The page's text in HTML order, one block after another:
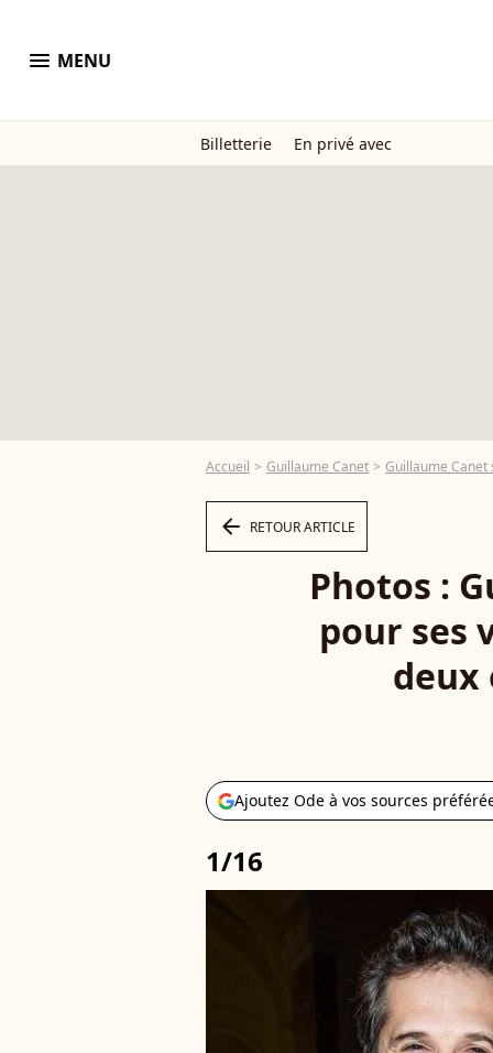
menu MENU
Billetterie En privé avec
Accueil Guillaume Canet Guillaume Canet
arrow_left RETOUR ARTICLE
Photos :
pour ses
deux
Ajoutez Ode à vos sources
1/16